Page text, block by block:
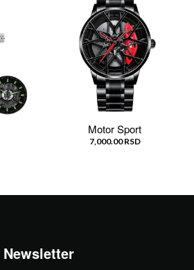
Motor Sport
7,000.00 RSD
Newsletter